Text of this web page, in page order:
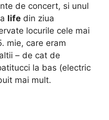
de concert, si unul
life din ziua
locurile cele mai
mie, care eram
– de cat de
la bas (electric
mai mult.